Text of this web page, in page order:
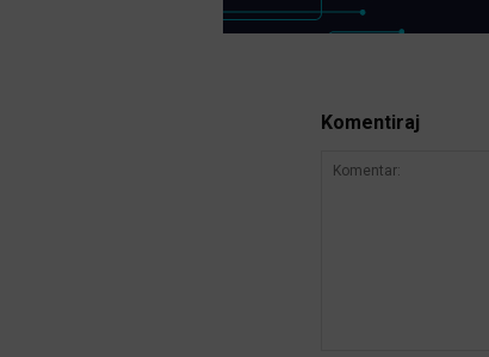
Komentiraj